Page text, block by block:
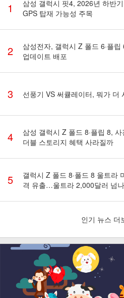
1
삼성 갤럭시 핏4, 2026년 하반
GPS 탑재 가능성 주목
2
삼성전자, 갤럭시 Z 폴드 6·플
업데이트 배포
3 선풍기 VS 써큘레이터, 뭐가 더
4
삼성 갤럭시 Z 폴드 8·플립 8,
더블 스토리지 혜택 사라질까
5
갤럭시 Z 폴드 8·폴드 8 울트라
격 유출…울트라 2,000달러 넘나
인기 뉴스 더